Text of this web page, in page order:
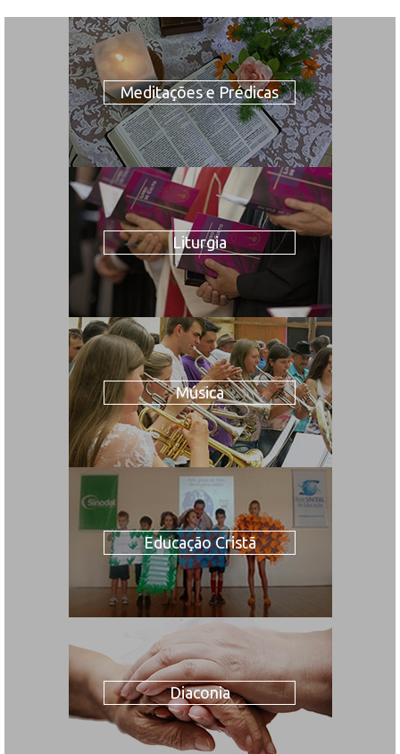
Meditações e Prédicas
Liturgia
Música
Educação Cristã
Diaconia